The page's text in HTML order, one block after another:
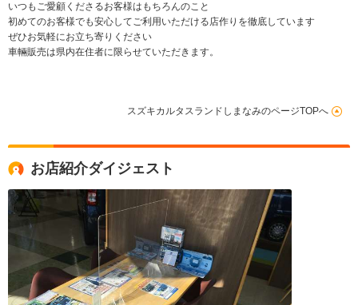
いつもご愛顧くださるお客様はもちろんのこと
初めてのお客様でも安心してご利用いただける店作りを徹底しています
ぜひお気軽にお立ち寄りください
車輛販売は県内在住者に限らせていただきます。
スズキカルタスランドしまなみのページTOPへ
お店紹介ダイジェスト